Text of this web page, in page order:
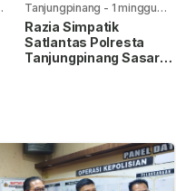
Tanjungpinang - 1 minggu
yang lalu
Razia Simpatik
Satlantas Polresta
Tanjungpinang Sasar